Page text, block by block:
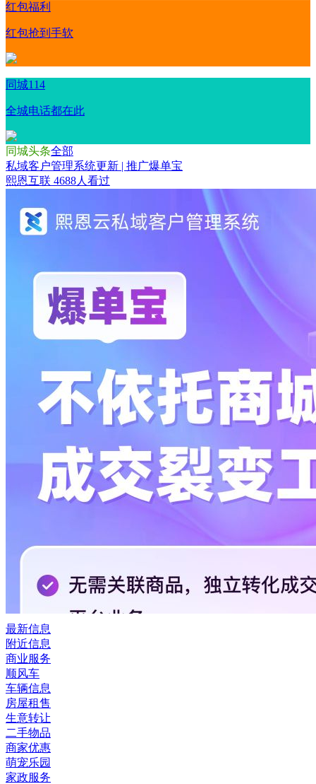
红包福利
红包抢到手软
同城114
全城电话都在此
同城头条全部
私域客户管理系统更新 | 推广爆单宝
熙恩互联 4688人看过
最新信息
附近信息
商业服务
顺风车
车辆信息
房屋租售
生意转让
二手物品
商家优惠
萌宠乐园
家政服务